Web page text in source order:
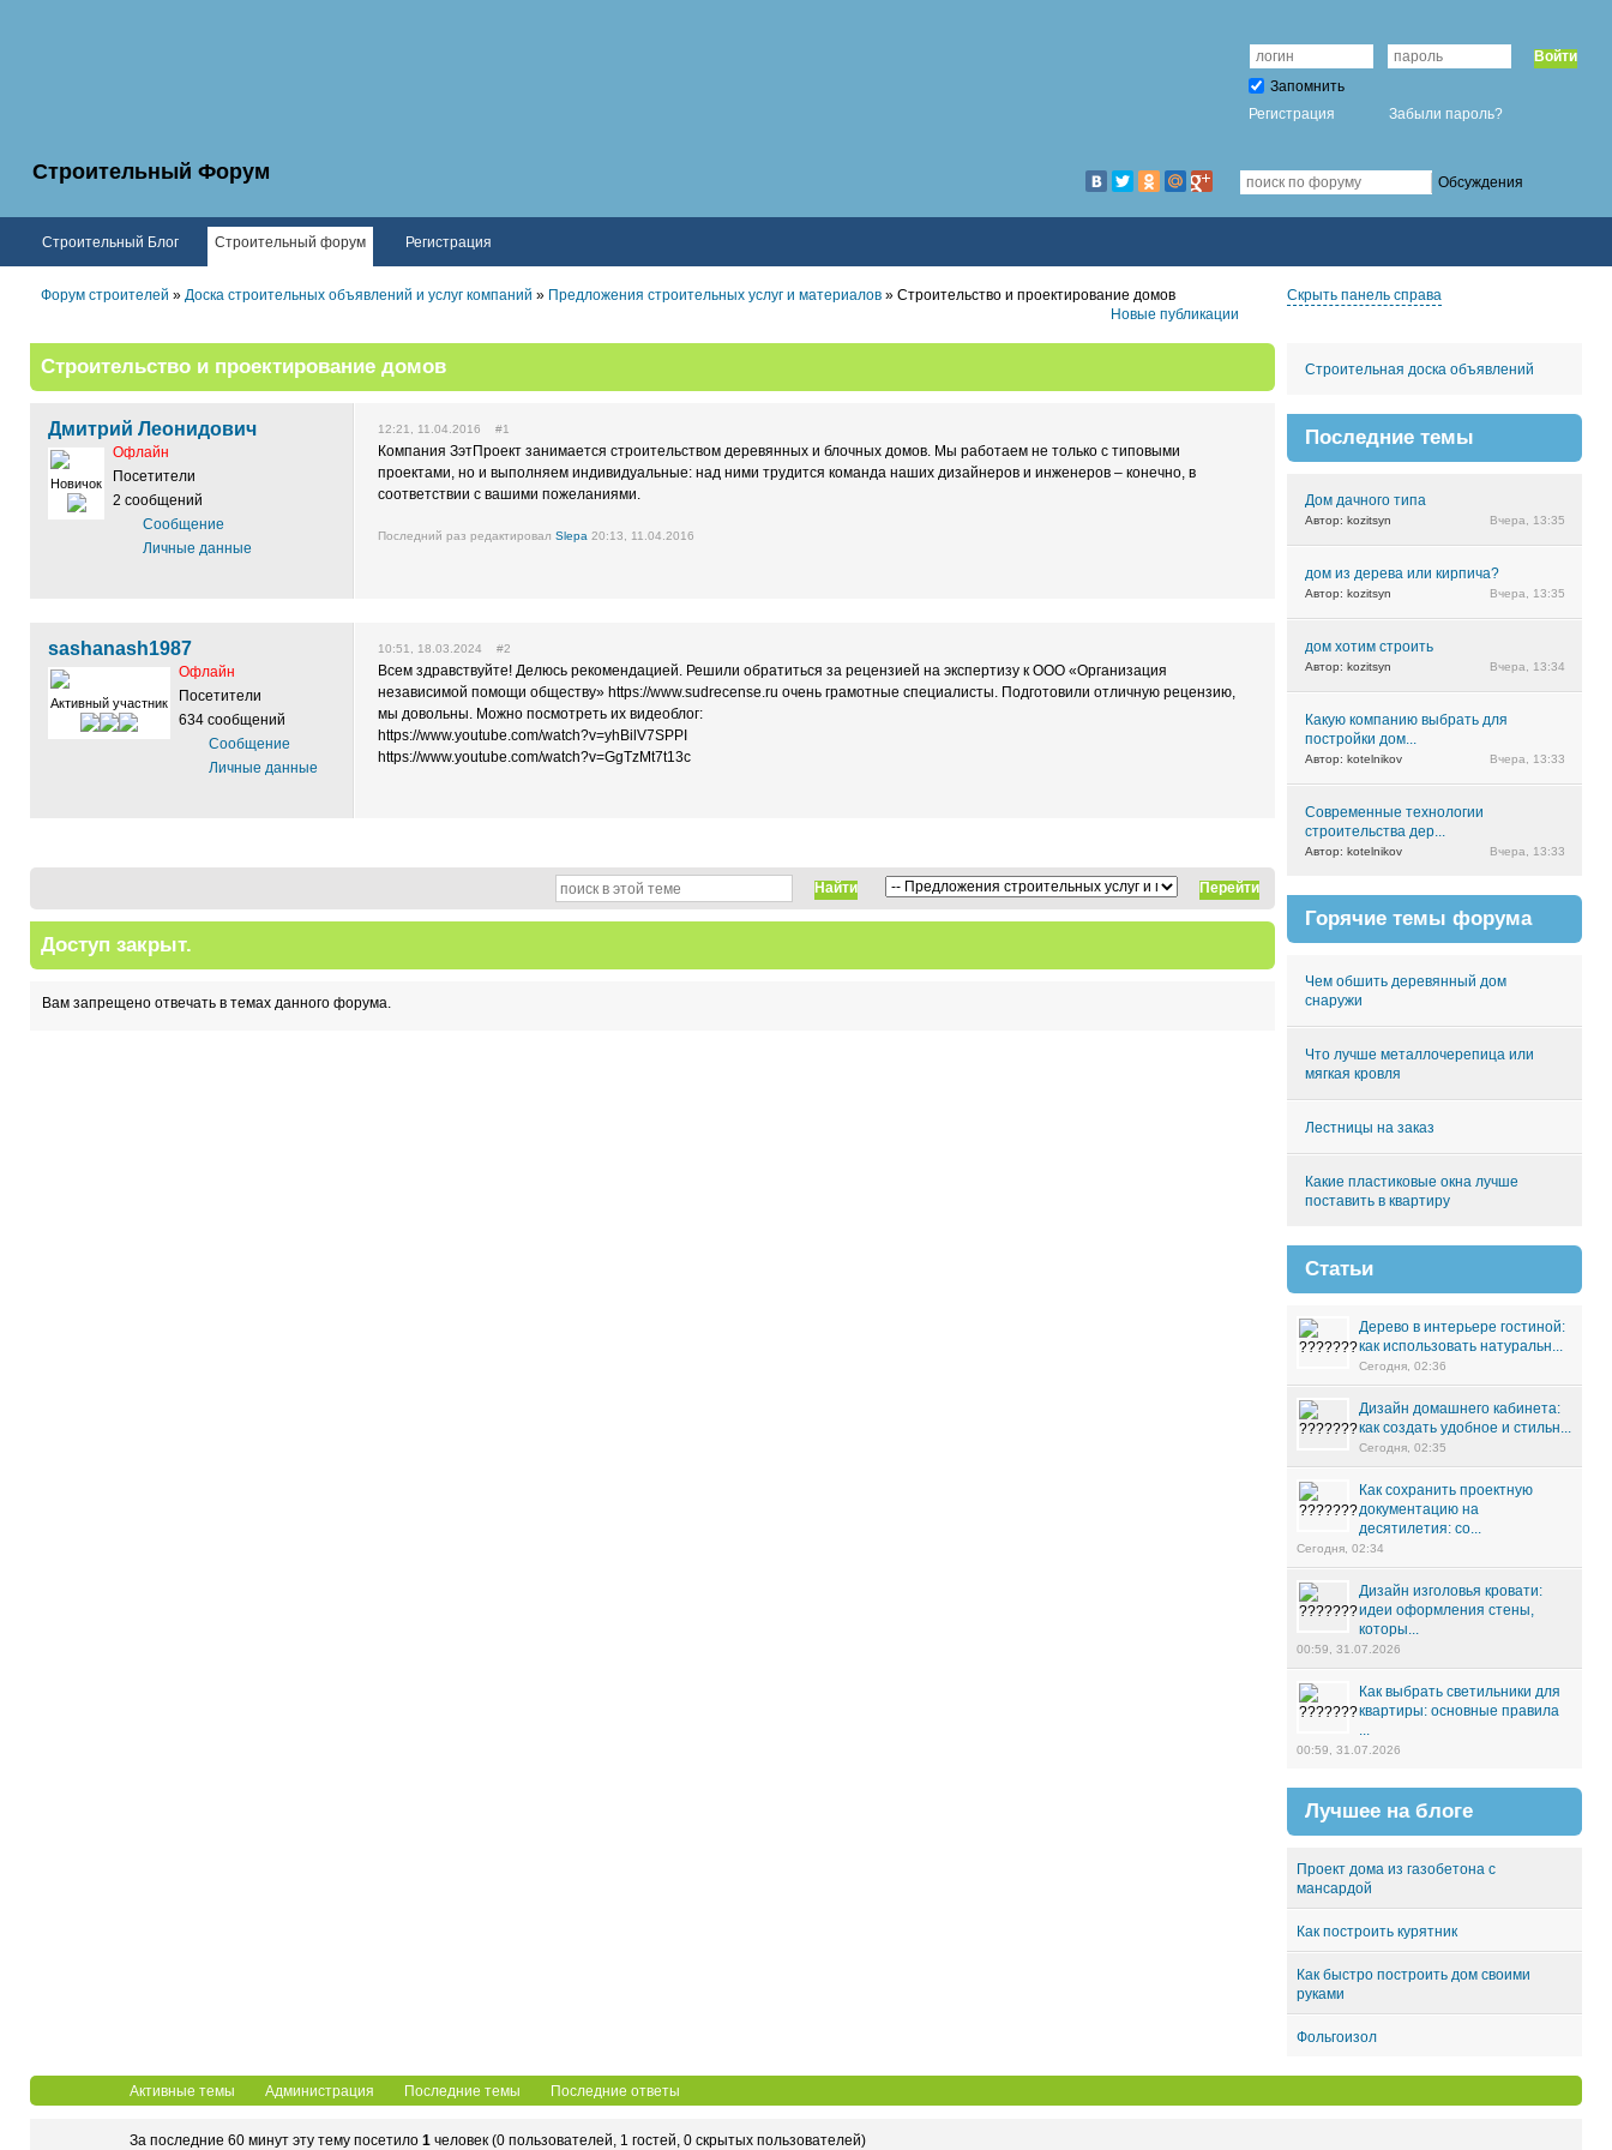
Строительный Форум
Строительный Блог Строительный форум Регистрация
Войти
Запомнить
Регистрация
Забыли пароль?
Обсуждения
Форум строителей » Доска строительных объявлений и услуг компаний » Предложения строительных услуг и материалов » Строительство и проектирование домов
Новые публикации
Скрыть панель справа
Строительство и проектирование домов
Дмитрий Леонидович
Новичок
Офлайн
Посетители
2 сообщений
Сообщение
Личные данные
12:21, 11.04.2016 #1
Компания ЗэтПроект занимается строительством деревянных и блочных домов. Мы работаем не только с типовыми
проектами, но и выполняем индивидуальные: над ними трудится команда наших дизайнеров и инженеров – конечно, в
соответствии с вашими пожеланиями.
Последний раз редактировал Slepa 20:13, 11.04.2016
sashanash1987
Активный участник
Офлайн
Посетители
634 сообщений
Сообщение
Личные данные
10:51, 18.03.2024 #2
Всем здравствуйте! Делюсь рекомендацией. Решили обратиться за рецензией на экспертизу к ООО «Организация
независимой помощи обществу» https://www.sudrecense.ru очень грамотные специалисты. Подготовили отличную рецензию,
мы довольны. Можно посмотреть их видеоблог:
https://www.youtube.com/watch?v=yhBilV7SPPI
https://www.youtube.com/watch?v=GgTzMt7t13c
Перейти
Найти
Доступ закрыт.
Вам запрещено отвечать в темах данного форума.
Строительная доска объявлений
Последние темы
Дом дачного типа
Автор: kozitsyn Вчера, 13:35
дом из дерева или кирпича?
Автор: kozitsyn Вчера, 13:35
дом хотим строить
Автор: kozitsyn Вчера, 13:34
Какую компанию выбрать для
постройки дом...
Автор: kotelnikov Вчера, 13:33
Современные технологии
строительства дер...
Автор: kotelnikov Вчера, 13:33
Горячие темы форума
Чем обшить деревянный дом
снаружи
Что лучше металлочерепица или
мягкая кровля
Лестницы на заказ
Какие пластиковые окна лучше
поставить в квартиру
Статьи
Дерево в интерьере гостиной:
как использовать натуральн...
Сегодня, 02:36
Дизайн домашнего кабинета:
как создать удобное и стильн...
Сегодня, 02:35
Как сохранить проектную
документацию на
десятилетия: со...
Сегодня, 02:34
Дизайн изголовья кровати:
идеи оформления стены,
которы...
00:59, 31.07.2026
Как выбрать светильники для
квартиры: основные правила
...
00:59, 31.07.2026
Лучшее на блоге
Проект дома из газобетона с
мансардой
Как построить курятник
Как быстро построить дом своими
руками
Фольгоизол
Активные темы Администрация Последние темы Последние ответы
За последние 60 минут эту тему посетило 1 человек (0 пользователей, 1 гостей, 0 скрытых пользователей)